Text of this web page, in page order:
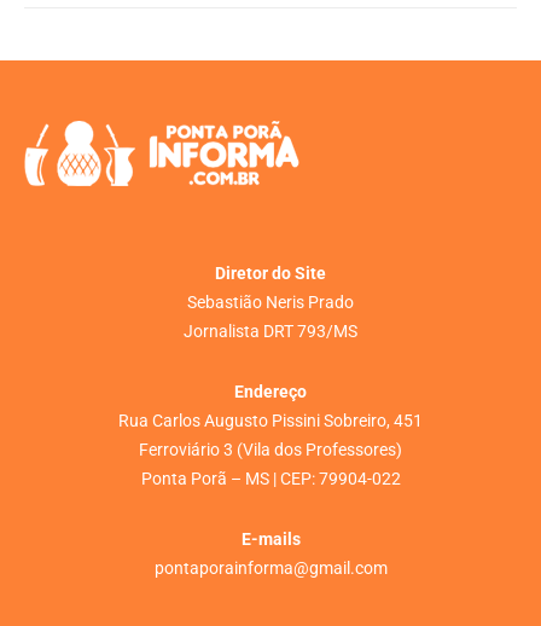
Diretor do Site
Sebastião Neris Prado
Jornalista DRT 793/MS
Endereço
Rua Carlos Augusto Pissini Sobreiro, 451
Ferroviário 3 (Vila dos Professores)
Ponta Porã – MS | CEP: 79904-022
E-mails
pontaporainforma@gmail.com